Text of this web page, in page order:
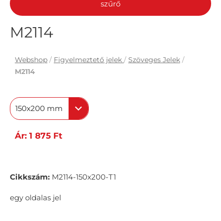
szűrő
M2114
Webshop / Figyelmeztető jelek / Szöveges Jelek /
M2114
150x200 mm
Ár: 1 875 Ft
Cikkszám: M2114-150x200-T1
egy oldalas jel